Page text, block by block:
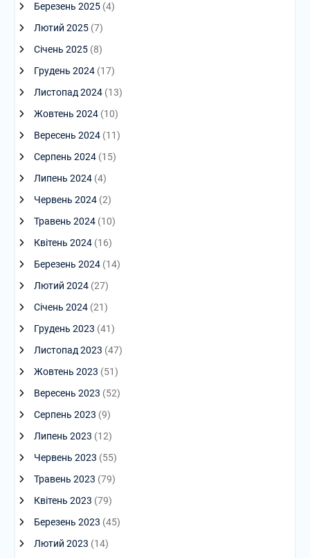
Березень 2025(4)
Лютий 2025(7)
Січень 2025(8)
Грудень 2024(17)
Листопад 2024(13)
Жовтень 2024(10)
Вересень 2024(11)
Серпень 2024(15)
Липень 2024(4)
Червень 2024(2)
Травень 2024(10)
Квітень 2024(16)
Березень 2024(14)
Лютий 2024(27)
Січень 2024(21)
Грудень 2023 (41)
Листопад 2023 (47)
Жовтень 2023 (51)
Вересень 2023 (52)
Серпень 2023 (9)
Липень 2023 (12)
Червень 2023 (55)
Травень 2023 (79)
Квітень 2023 (79)
Березень 2023 (45)
Лютий 2023 (14)